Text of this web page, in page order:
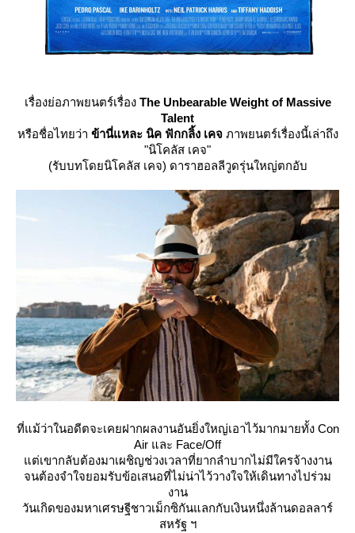
เรื่องย่อภาพยนตร์เรื่อง The Unbearable Weight of Massive
Talent
หรือชื่อไทยว่า ข้านี่แหละ นิค ฟักกลิ้ง เคจภาพยนตร์เรื่องนี้เล่าถึง
"นิโคลัส เคจ"
(รับบทโดยนิโคลัส เคจ) ดาราฮอลลีวูดรุ่นใหญ่ตกอับ
ที่แม้ว่าในอดีตจะเคยฝากผลงานอันยิ่งใหญ่เอาไว้มากมายทั้ง Con
Air และ Face/Off
ต่เขากลับต้องมาเผชิญช่วงเวลาที่ยากลำบากไม่มีใครจ้างงาน
จนต้องจำใจยอมรับข้อเสนอที่ไม่น่าไว้วางใจให้เดินทางไปร่วม
งาน
วันเกิดของมหาเศรษฐีชาวเม็กซิกันแลกกับเงินหนึ่งล้านดอลลาร์
สหรัฐ ฯ